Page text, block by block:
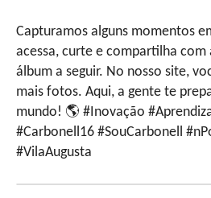
Capturamos alguns momentos
acessa, curte e compartilha
álbum a seguir. No nosso site,
mais fotos. Aqui, a gente te
mundo! 🌎 #Inovação
#Carbonell16 #SouCarbonell
#VilaAugusta